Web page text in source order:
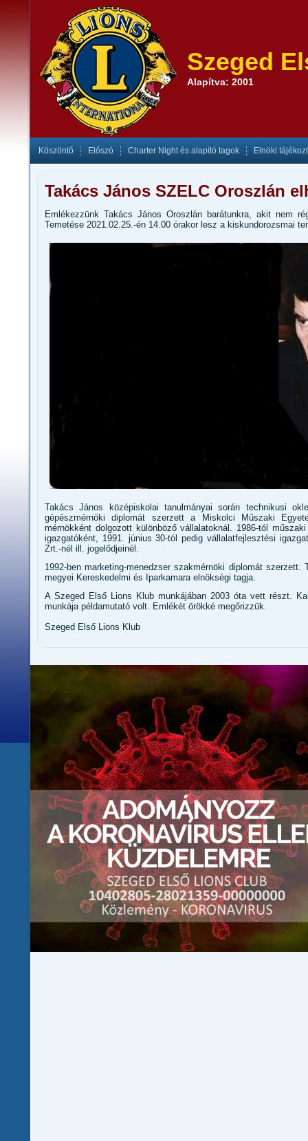
Szeged
Alapítva: 2001
Köszöntő Előszó Charter Night és alapító tagok Elnöki
Takács János SZELC Oroszlán
Emlékezzünk Takács János Oroszlán barátunkra, akit nem
Temetése 2021.02.25.-én 14.00 órakor lesz a kiskundorozsmai
Takács János középiskolai tanulmányai során technikusi
gépészmérnöki diplomát szerzett a Miskolci Műszaki
mérnökként dolgozott különböző vállalatoknál. 1986-tól
igazgatóként, 1991. június 30-tól pedig vállalatfejlesztési
Zrt.-nél ill. jogelődjeinél.
1992-ben marketing-menedzser szakmérnöki diplomát
megyei Kereskedelmi és Iparkamara elnökségi tagja.
A Szeged Első Lions Klub munkájában 2003 óta vett részt.
munkája példamutató volt. Emlékét örökké megőrizzük.
Szeged Első Lions Klub